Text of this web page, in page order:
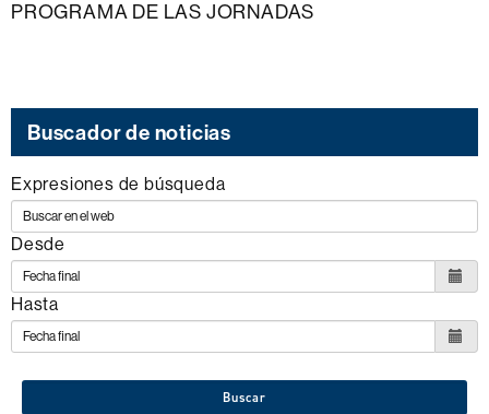
PROGRAMA DE LAS JORNADAS
Buscador de noticias
Expresiones de búsqueda
Desde
Hasta
Buscar